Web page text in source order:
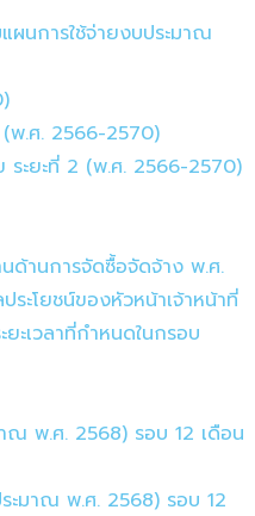
ผนการใช้จ่ายงบประมาณ
(พ.ศ. 2566-2570)
ระยะที่ 2 (พ.ศ. 2566-2570)
ด้านการจัดซื้อจัดจ้าง พ.ศ.
ะโยชน์ของหัวหน้าเจ้าหน้าที่
ะเวลาที่กำหนดในกรอบ
ณ พ.ศ. 2568) รอบ 12 เดือน
ะมาณ พ.ศ. 2568) รอบ 12